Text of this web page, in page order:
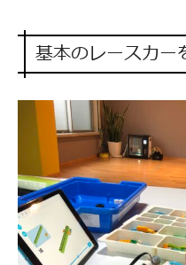
基本のレースカー